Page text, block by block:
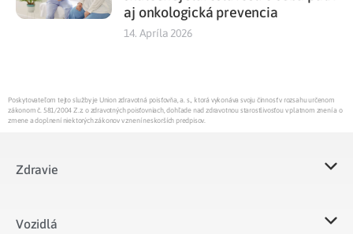
aj onkologická prevencia
14. Apríla 2026
Poskytovateľom tejto služby je Union zdravotná poisťovňa, a. s., ktorá vykonáva svoju činnosť v rozsahu určenom
zákonom č. 581/2004 Z.z. o zdravotných poisťovniach, dohľade nad zdravotnou starostlivosťou v platnom znení a o
zmene a doplnení niektorých zákonov v znení neskorších predpisov.
Zdravie
Vozidlá​